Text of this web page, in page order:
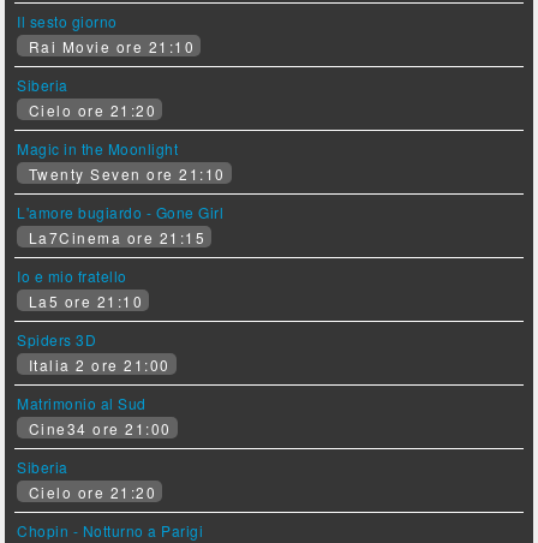
Il sesto giorno
Rai Movie ore 21:10
Siberia
Cielo ore 21:20
Magic in the Moonlight
Twenty Seven ore 21:10
L'amore bugiardo - Gone Girl
La7Cinema ore 21:15
Io e mio fratello
La5 ore 21:10
Spiders 3D
Italia 2 ore 21:00
Matrimonio al Sud
Cine34 ore 21:00
Siberia
Cielo ore 21:20
Chopin - Notturno a Parigi